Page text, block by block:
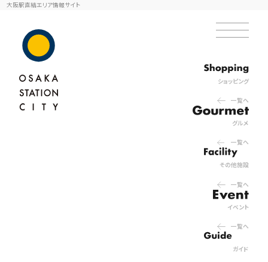
大阪駅直結エリア情報サイト
ショッピング
一覧へ
グルメ
一覧へ
その他施設
一覧へ
イベント
一覧へ
ガイド